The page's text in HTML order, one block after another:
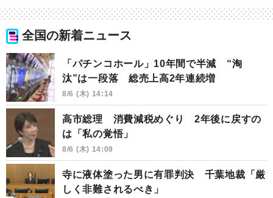
全国の新着ニュース
「パチンコホール」10年間で半減 “淘
汰”は一段落 総売上高2年連続増
8/6 (木) 14:14
高市総理 消費減税めぐり 2年後に戻すの
は「私の覚悟」
8/6 (木) 14:09
寺に液体塗った男に有罪判決 千葉地裁「厳
しく非難されるべき」